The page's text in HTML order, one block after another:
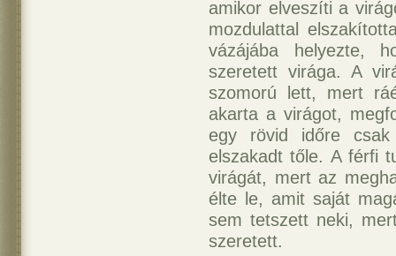
amikor elveszíti a
mozdulattal
vázájába helyezte,
szeretett virága. A
szomorú lett, mert
akarta a virágot,
egy rövid időre
elszakadt tőle. A férfi
virágát, mert az
élte le, amit saját
sem tetszett neki,
szeretett.